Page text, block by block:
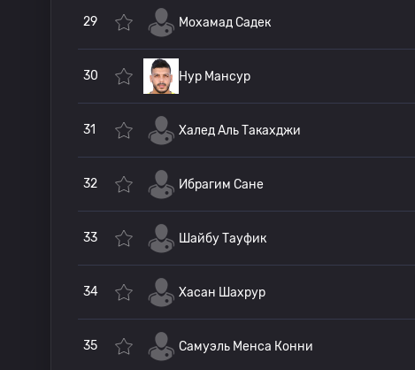
29 Мохамад Садек
30 Нур Мансур
31 Халед Аль Такахджи
32 Ибрагим Сане
33 Шайбу Тауфик
34 Хасан Шахрур
35 Самуэль Менса Конни